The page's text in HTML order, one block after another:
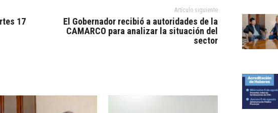
17
Artículo siguiente
El Gobernador recibió a autoridades de la
CAMARCO para analizar la situación del
sector